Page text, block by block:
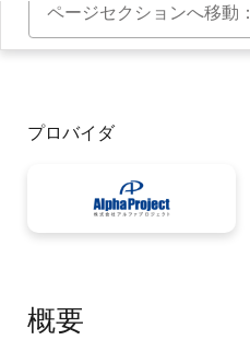
ページセクションへ移動：
プロバイダ
概要